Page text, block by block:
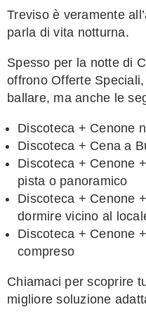
Treviso è veramente
parla di vita notturna.
Spesso per la notte di
offrono Offerte
ballare, ma anche le
Discoteca + Cenone
Discoteca + Cena a
Discoteca + Cenone
pista o panoramico
Discoteca + Cenone
dormire vicino al
Discoteca + Cenone
compreso
Chiamaci per scoprire
migliore soluzione